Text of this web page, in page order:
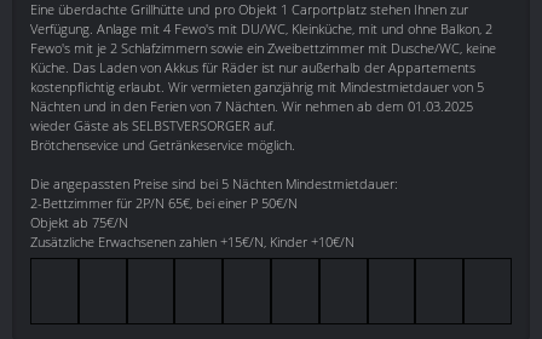
Eine überdachte Grillhütte und pro Objekt 1 Carportplatz stehen Ihnen zur
Verfügung. Anlage mit 4 Fewo's mit DU/WC, Kleinküche, mit und ohne Balkon, 2
Fewo's mit je 2 Schlafzimmern sowie ein Zweibettzimmer mit Dusche/WC, keine
Küche. Das Laden von Akkus für Räder ist nur außerhalb der Appartements
kostenpflichtig erlaubt. Wir vermieten ganzjährig mit Mindestmietdauer von 5
Nächten und in den Ferien von 7 Nächten. Wir nehmen ab dem 01.03.2025
wieder Gäste als SELBSTVERSORGER auf.
Brötchensevice und Getränkeservice möglich.
Die angepassten Preise sind bei 5 Nächten Mindestmietdauer:
2-Bettzimmer für 2P/N 65€, bei einer P 50€/N
Objekt ab 75€/N
Zusätzliche Erwachsenen zahlen +15€/N, Kinder +10€/N